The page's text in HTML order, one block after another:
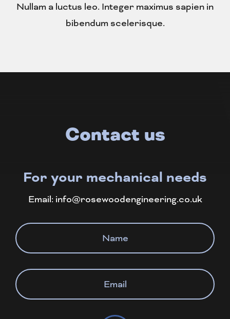
Nullam a luctus leo. Integer maximus sapien in
bibendum scelerisque.
Contact us
For your mechanical needs
Email: info@rosewoodengineering.co.uk